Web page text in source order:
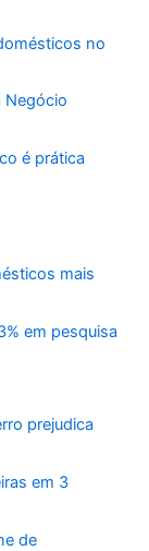
no
Negócio
é prática
mais
em pesquisa
prejudica
em 3
de